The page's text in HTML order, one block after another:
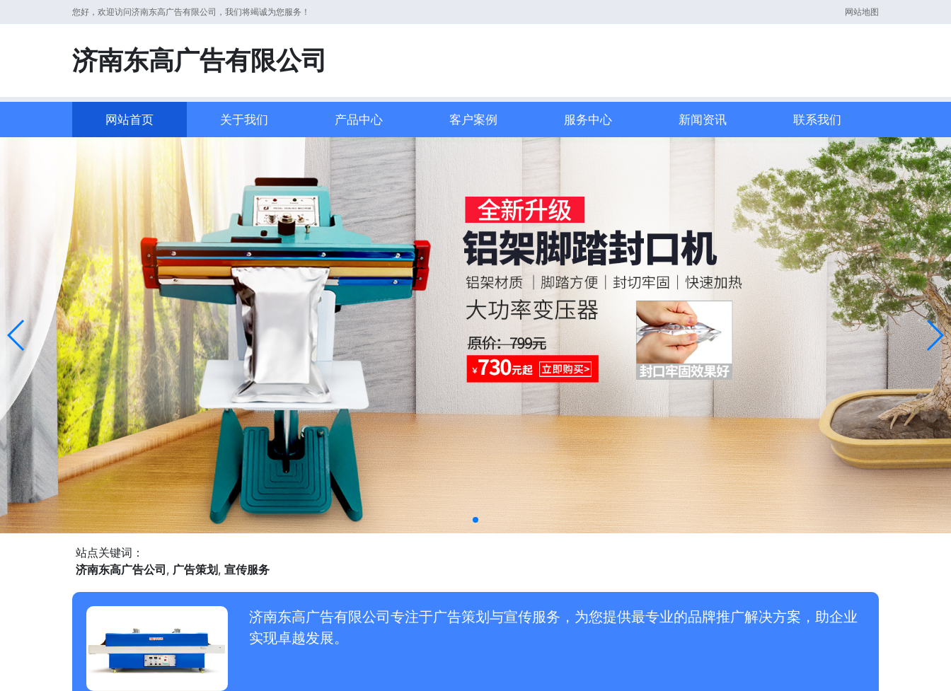
您好，欢迎访问济南东高广告有限公司，我们将竭诚为您服务！ 网站地图
济南东高广告有限公司
网站首页 关于我们 产品中心 客户案例 服务中心 新闻资讯 联系我们
站点关键词：
济南东高广告公司 , 广告策划 , 宣传服务
济南东高广告有限公司专注于广告策划与宣传服务，为您提供最专业的品牌推广解决方案，助企业
实现卓越发展。